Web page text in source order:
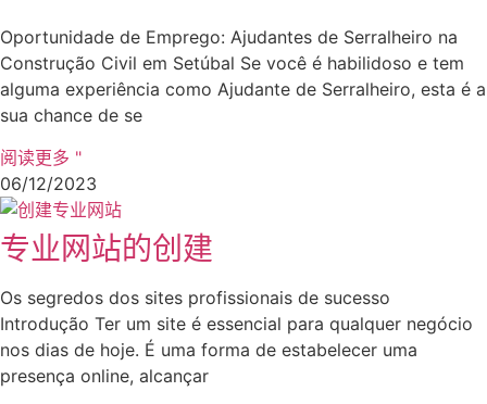
Oportunidade de Emprego: Ajudantes de Serralheiro na
Construção Civil em Setúbal Se você é habilidoso e tem
alguma experiência como Ajudante de Serralheiro, esta é a
sua chance de se
阅读更多 "
06/12/2023
专业网站的创建
Os segredos dos sites profissionais de sucesso
Introdução Ter um site é essencial para qualquer negócio
nos dias de hoje. É uma forma de estabelecer uma
presença online, alcançar